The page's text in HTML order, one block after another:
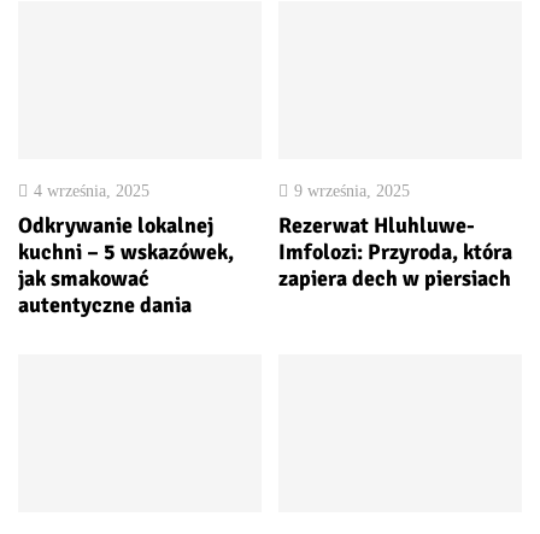
4 września, 2025
Odkrywanie lokalnej
kuchni – 5 wskazówek,
jak smakować
autentyczne dania
9 września, 2025
Rezerwat Hluhluwe-
Imfolozi: Przyroda, która
zapiera dech w piersiach